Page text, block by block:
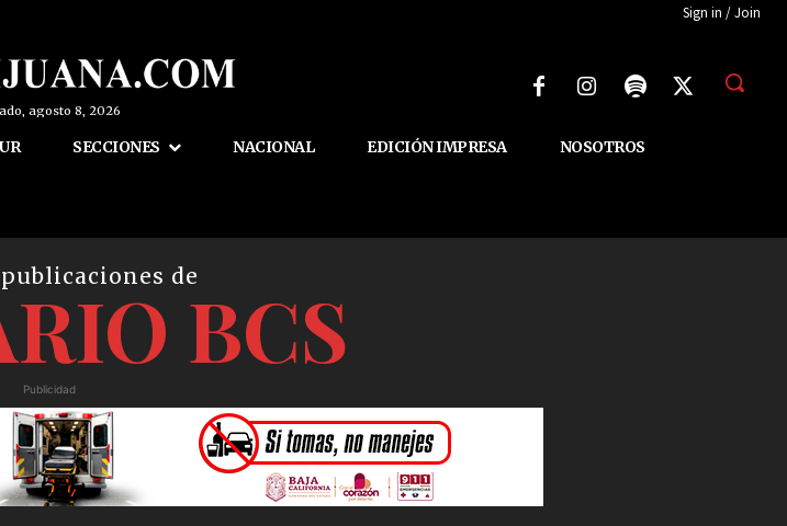
Sign in / Join
agosto 8, 2026
SECCIONES NACIONAL EDICIÓN IMPRESA NOSOTROS
deBCS
Publicidad